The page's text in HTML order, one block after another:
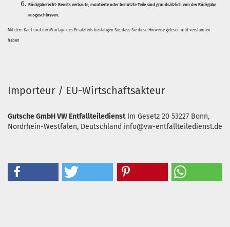
Rückgaberecht: Bereits verbaute, montierte oder benutzte Teile sind grundsätzlich von der Rückgabe
ausgeschlossen.
Mit dem Kauf und der Montage des Ersatzteils bestätigen Sie, dass Sie diese Hinweise gelesen und verstanden
haben
Importeur / EU-Wirtschaftsakteur
Gutsche GmbH VW Entfallteiledienst Im Gesetz 20 53227 Bonn,
Nordrhein-Westfalen, Deutschland info@vw-entfallteiledienst.de